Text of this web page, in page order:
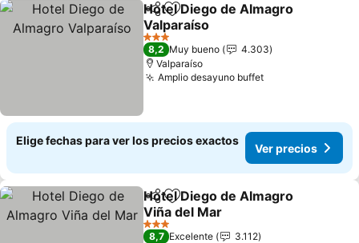
CompartirAgregar a favoritos
Hotel Diego de Almagro
Valparaíso
Ver precios
3 Estrellas
8,2 Muy bueno
4.303
Valparaíso
Amplio desayuno buffetVer precios
Elige fechas para ver los precios exactos
Ver precios
CompartirAgregar a favoritos
Hotel Diego de Almagro
Viña del Mar
Ver precios
3 Estrellas
8,7 Excelente
3.112